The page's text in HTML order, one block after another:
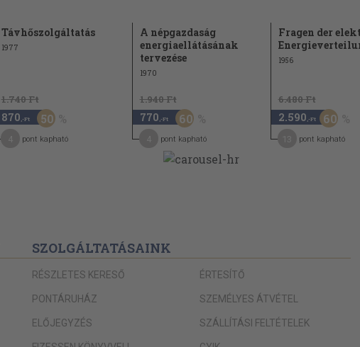
Távhőszolgáltatás
1977
1.740 Ft
870 ,-Ft 50
pont kapható
A népgazdaság
energiaellátásának
tervezése
1970
1.940 Ft
770 ,-Ft 60
pont kapható
Fragen der
1956
6.480 Ft
2.590 ,-Ft 60
pont kapható
SZOLGÁLTATÁSAINK
RÉSZLETES KERESŐ
PONTÁRUHÁZ
ELŐJEGYZÉS
ÉRTESÍTŐ
SZEMÉLYES ÁTVÉTEL
SZÁLLÍTÁSI FELTÉTELEK